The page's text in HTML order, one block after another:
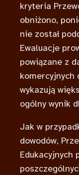
kryteria
obniżono,
nie został
Ewaluacje
powiązane z
komercyjnych
wykazują
ogólny wynik
Jak w
dowodów,
Edukacyjnych